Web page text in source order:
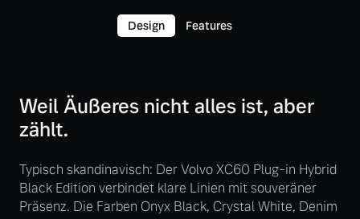
Design Features
Weil Äußeres nicht alles ist, aber
zählt.
Typisch skandinavisch: Der Volvo XC60 Plug-in Hybrid
Black Edition verbindet klare Linien mit souveräner
Präsenz. Die Farben Onyx Black, Crystal White, Denim